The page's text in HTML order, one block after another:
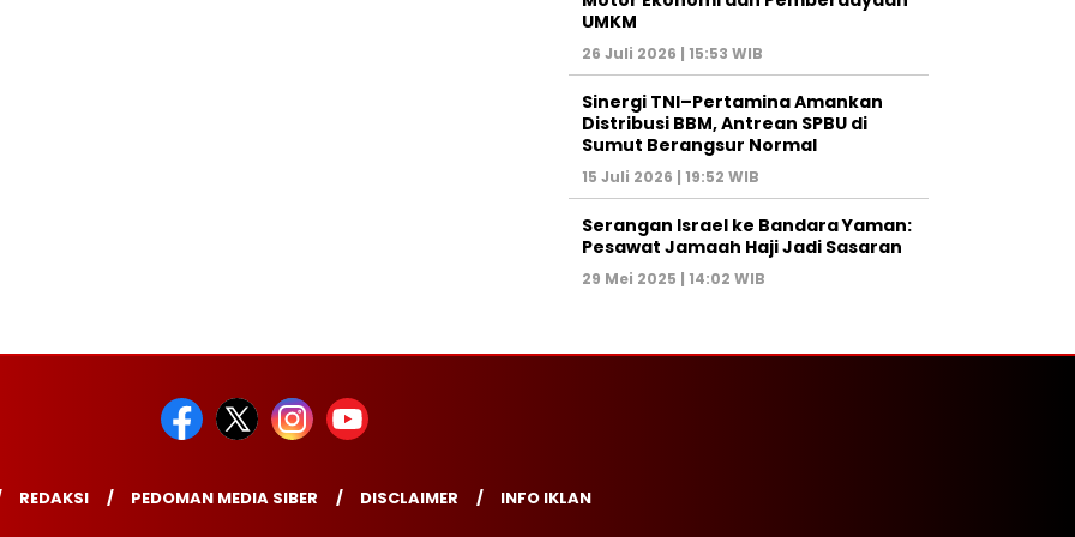
UMKM
26 Juli 2026 | 15:53 WIB
Sinergi TNI–Pertamina Amankan
Distribusi BBM, Antrean SPBU di
Sumut Berangsur Normal
15 Juli 2026 | 19:52 WIB
Serangan Israel ke Bandara Yaman:
Pesawat Jamaah Haji Jadi Sasaran
29 Mei 2025 | 14:02 WIB
REDAKSI PEDOMAN MEDIA SIBER DISCLAIMER INFO IKLAN